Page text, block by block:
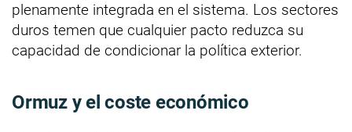
plenamente integrada en el sistema. Los sectores
duros temen que cualquier pacto reduzca su
capacidad de condicionar la política exterior.
Ormuz y el coste económico